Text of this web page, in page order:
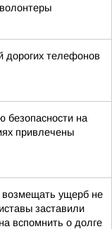
дорогих телефонов
безопасности на
привлечены
ущерб не
заставили
вспомнить о долге